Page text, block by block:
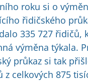
roku si o
řidičského
335 727 řidičů,
výměna týkala.
průkaz si tak
z celkových 875